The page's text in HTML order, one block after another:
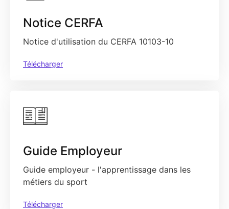
Notice CERFA
Notice d'utilisation du CERFA 10103-10
Télécharger
Guide Employeur
Guide employeur - l'apprentissage dans les
métiers du sport
Télécharger